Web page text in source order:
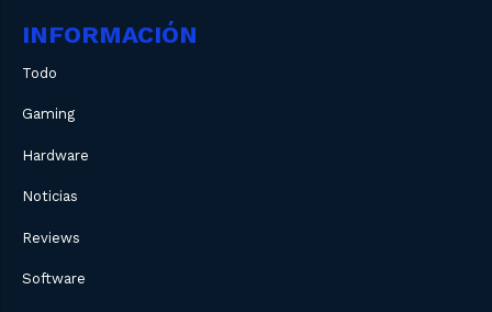
INFORMACIÓN
Todo
Gaming
Hardware
Noticias
Reviews
Software